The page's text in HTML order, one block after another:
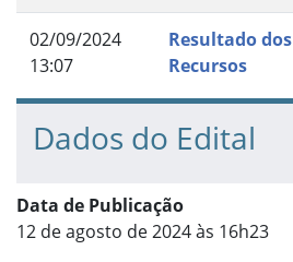
02/09/2024
13:07
Resultado dos
Recursos
Dados do Edital
Data de Publicação
12 de agosto de 2024 às 16h23